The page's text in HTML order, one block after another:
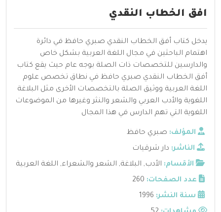
افق الخطاب النقدي
يدخل كتاب أفق الخطاب النقدي صبري حافظ في دائرة
اهتمام الباحثين في مجال اللغة العربية بشكل خاص
والدارسين للتخصصات ذات الصلة بوجه عام حيث يقع كتاب
أفق الخطاب النقدي صبري حافظ في نطاق تخصص علوم
اللغة العربية ووثيق الصلة بالتخصصات الأخرى مثل البلاغة
اللغوية والأدب العربي والشعر والنثر وغيرها من الموضوعات
اللغوية التي تهم الدارس في هذا المجال
المؤلف: صبري حافظ
الناشر: دار شرقيات
الأقسام: الأدب, البلاغة, الشعر والشعراء, اللغة العربية
عدد الصفحات: 260
سنة النشر: 1996